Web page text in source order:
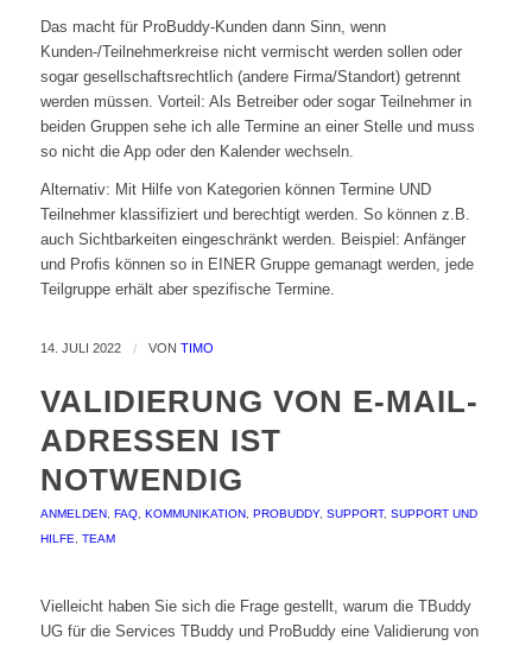
Das macht für ProBuddy-Kunden dann Sinn, wenn
Kunden-/Teilnehmerkreise nicht vermischt werden sollen oder
sogar gesellschaftsrechtlich (andere Firma/Standort) getrennt
werden müssen. Vorteil: Als Betreiber oder sogar Teilnehmer in
beiden Gruppen sehe ich alle Termine an einer Stelle und muss
so nicht die App oder den Kalender wechseln.
Alternativ: Mit Hilfe von Kategorien können Termine UND
Teilnehmer klassifiziert und berechtigt werden. So können z.B.
auch Sichtbarkeiten eingeschränkt werden. Beispiel: Anfänger
und Profis können so in EINER Gruppe gemanagt werden, jede
Teilgruppe erhält aber spezifische Termine.
14. JULI 2022 / VON TIMO
VALIDIERUNG VON E-MAIL-
ADRESSEN IST
NOTWENDIG
ANMELDEN, FAQ, KOMMUNIKATION, PROBUDDY, SUPPORT, SUPPORT UND
HILFE
TEAM
Vielleicht haben Sie sich die Frage gestellt, warum die TBuddy
UG für die Services TBuddy und ProBuddy eine Validierung von